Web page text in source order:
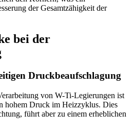
der Gesamtzähigkeit der
bei der
Druckbeaufschlagung
von W-Ti-Legierungen ist
hohem Druck im Heizzyklus. Dies
führt aber zu einem erheblichen